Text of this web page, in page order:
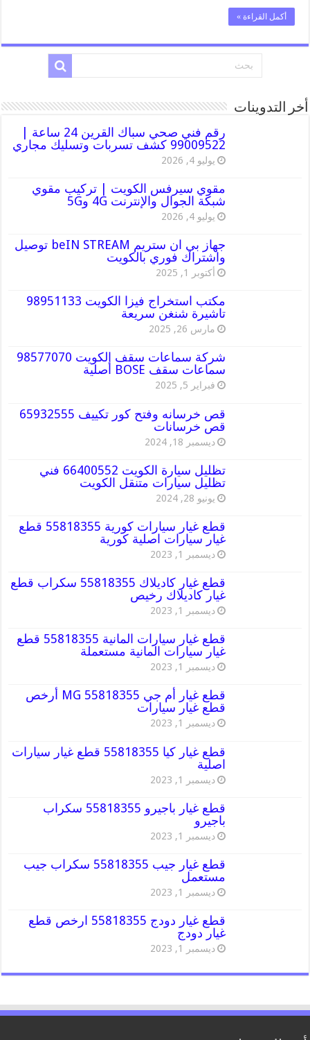
أكمل القراءة »
أخر التدوينات
رقم فني صحي سباك القرين 24 ساعة |
99009522 كشف تسربات وتسليك مجاري
يوليو 4, 2026
مقوي سيرفس الكويت | تركيب مقوي
شبكة الجوال والإنترنت 4G و5G
يوليو 4, 2026
جهاز بي ان ستريم beIN STREAM توصيل
واشتراك فوري بالكويت
أكتوبر 1, 2025
مكتب استخراج فيزا الكويت 98951133
تاشيرة شنغن سريعة
مارس 26, 2025
شركة سماعات سقف الكويت 98577070
سماعات سقف BOSE أصلية
فبراير 5, 2025
قص خرسانه وفتح كور تكييف 65932555
قص خرسانات
ديسمبر 18, 2024
تظليل سيارة الكويت 66400552 فني
تظليل سيارات متنقل الكويت
يونيو 28, 2024
قطع غيار سيارات كورية 55818355 قطع
غيار سيارات اصلية كورية
ديسمبر 1, 2023
قطع غيار كاديلاك 55818355 سكراب قطع
غيار كاديلاك رخيص
ديسمبر 1, 2023
قطع غيار سيارات المانية 55818355 قطع
غيار سيارات المانية مستعملة
ديسمبر 1, 2023
قطع غيار أم جي MG 55818355 أرخص
قطع غيار سيارات
ديسمبر 1, 2023
قطع غيار كيا 55818355 قطع غيار سيارات
اصلية
ديسمبر 1, 2023
قطع غيار باجيرو 55818355 سكراب
باجيرو
ديسمبر 1, 2023
قطع غيار جيب 55818355 سكراب جيب
مستعمل
ديسمبر 1, 2023
قطع غيار دودج 55818355 ارخص قطع
غيار دودج
ديسمبر 1, 2023